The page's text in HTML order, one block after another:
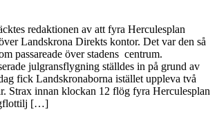
redaktionen av att fyra Herculesplan
Landskrona Direkts kontor. Det var den så
passareade över stadens centrum.
julgransflygning ställdes in på grund av
fick Landskronaborna istället uppleva två
Strax innan klockan 12 flög fyra Herculesplan
[…]